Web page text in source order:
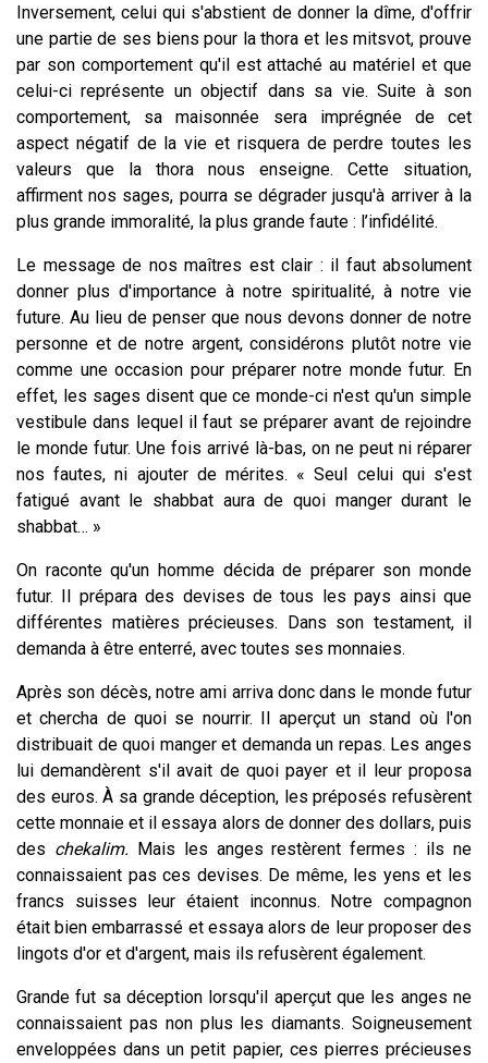
Inversement, celui qui s'abstient de donner la dîme, d'offrir
une partie de ses biens pour la thora et les mitsvot, prouve
par son comportement qu'il est attaché au matériel et que
celui-ci représente un objectif dans sa vie. Suite à son
comportement, sa maisonnée sera imprégnée de cet
aspect négatif de la vie et risquera de perdre toutes les
valeurs que la thora nous enseigne. Cette situation,
affirment nos sages, pourra se dégrader jusqu'à arriver à la
plus grande immoralité, la plus grande faute : l’infidélité.
Le message de nos maîtres est clair : il faut absolument
donner plus d'importance à notre spiritualité, à notre vie
future. Au lieu de penser que nous devons donner de notre
personne et de notre argent, considérons plutôt notre vie
comme une occasion pour préparer notre monde futur. En
effet, les sages disent que ce monde-ci n'est qu'un simple
vestibule dans lequel il faut se préparer avant de rejoindre
le monde futur. Une fois arrivé là-bas, on ne peut ni réparer
nos fautes, ni ajouter de mérites. « Seul celui qui s'est
fatigué avant le shabbat aura de quoi manger durant le
shabbat… »
On raconte qu'un homme décida de préparer son monde
futur. Il prépara des devises de tous les pays ainsi que
différentes matières précieuses. Dans son testament, il
demanda à être enterré, avec toutes ses monnaies.
Après son décès, notre ami arriva donc dans le monde futur
et chercha de quoi se nourrir. Il aperçut un stand où l'on
distribuait de quoi manger et demanda un repas. Les anges
lui demandèrent s'il avait de quoi payer et il leur proposa
des euros. À sa grande déception, les préposés refusèrent
cette monnaie et il essaya alors de donner des dollars, puis
des chekalim. Mais les anges restèrent fermes : ils ne
connaissaient pas ces devises. De même, les yens et les
francs suisses leur étaient inconnus. Notre compagnon
était bien embarrassé et essaya alors de leur proposer des
lingots d'or et d'argent, mais ils refusèrent également.
Grande fut sa déception lorsqu'il aperçut que les anges ne
connaissaient pas non plus les diamants. Soigneusement
enveloppées dans un petit papier, ces pierres précieuses